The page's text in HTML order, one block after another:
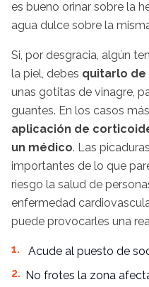
es bueno orinar sobre la
agua dulce sobre la
Si, por desgracia, algún
la piel, debes quitarlo
unas gotitas de vinagre,
guantes. En los casos
aplicación de
un médico. Las
importantes de lo que
riesgo la salud de
enfermedad
puede provocarles una
Acude al puesto de
No frotes la zona